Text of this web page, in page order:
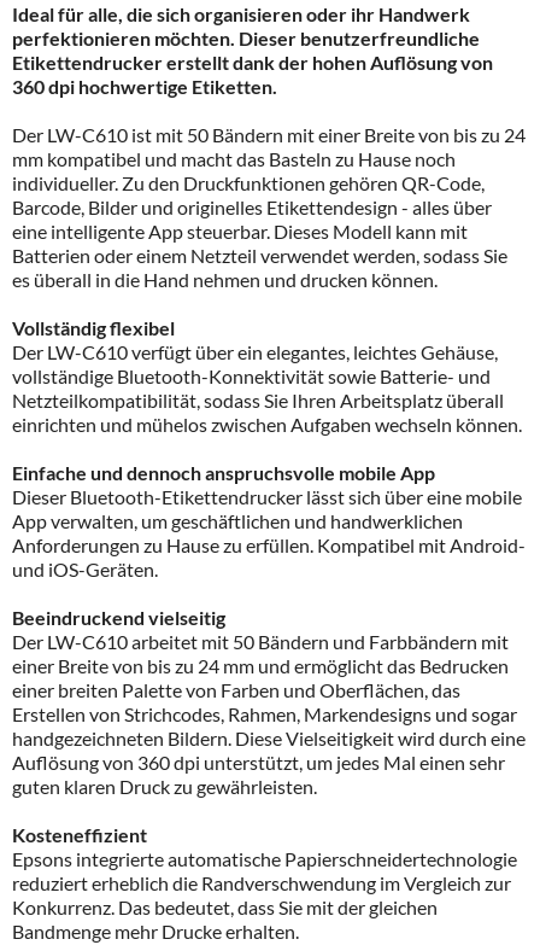
Ideal für alle, die sich organisieren oder ihr Handwerk
perfektionieren möchten. Dieser benutzerfreundliche
Etikettendrucker erstellt dank der hohen Auflösung von
360 dpi hochwertige Etiketten.
Der LW-C610 ist mit 50 Bändern mit einer Breite von bis zu 24
mm kompatibel und macht das Basteln zu Hause noch
individueller. Zu den Druckfunktionen gehören QR-Code,
Barcode, Bilder und originelles Etikettendesign - alles über
eine intelligente App steuerbar. Dieses Modell kann mit
Batterien oder einem Netzteil verwendet werden, sodass Sie
es überall in die Hand nehmen und drucken können.
Vollständig flexibel
Der LW-C610 verfügt über ein elegantes, leichtes Gehäuse,
vollständige Bluetooth-Konnektivität sowie Batterie- und
Netzteilkompatibilität, sodass Sie Ihren Arbeitsplatz überall
einrichten und mühelos zwischen Aufgaben wechseln können.
Einfache und dennoch anspruchsvolle mobile App
Dieser Bluetooth-Etikettendrucker lässt sich über eine mobile
App verwalten, um geschäftlichen und handwerklichen
Anforderungen zu Hause zu erfüllen. Kompatibel mit Android-
und iOS-Geräten.
Beeindruckend vielseitig
Der LW-C610 arbeitet mit 50 Bändern und Farbbändern mit
einer Breite von bis zu 24 mm und ermöglicht das Bedrucken
einer breiten Palette von Farben und Oberflächen, das
Erstellen von Strichcodes, Rahmen, Markendesigns und sogar
handgezeichneten Bildern. Diese Vielseitigkeit wird durch eine
Auflösung von 360 dpi unterstützt, um jedes Mal einen sehr
guten klaren Druck zu gewährleisten.
Kosteneffizient
Epsons integrierte automatische Papierschneidertechnologie
reduziert erheblich die Randverschwendung im Vergleich zur
Konkurrenz. Das bedeutet, dass Sie mit der gleichen
Bandmenge mehr Drucke erhalten.